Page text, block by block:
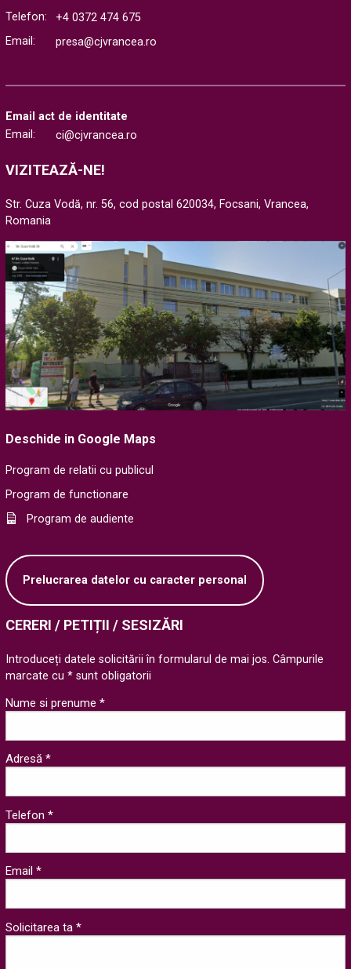
Telefon:
+4 0372 474 675
Email:
presa@cjvrancea.ro
Email act de identitate
Email:
ci@cjvrancea.ro
VIZITEAZĂ-NE!
Str. Cuza Vodă, nr. 56, cod postal 620034, Focsani, Vrancea,
Romania
Deschide in Google Maps
Program de relatii cu publicul
Program de functionare
Program de audiente
Prelucrarea datelor cu caracter personal
CERERI / PETIȚII / SESIZĂRI
Introduceți datele solicitării în formularul de mai jos. Câmpurile
marcate cu * sunt obligatorii
Nume si prenume *
Adresă *
Telefon *
Email *
Solicitarea ta *